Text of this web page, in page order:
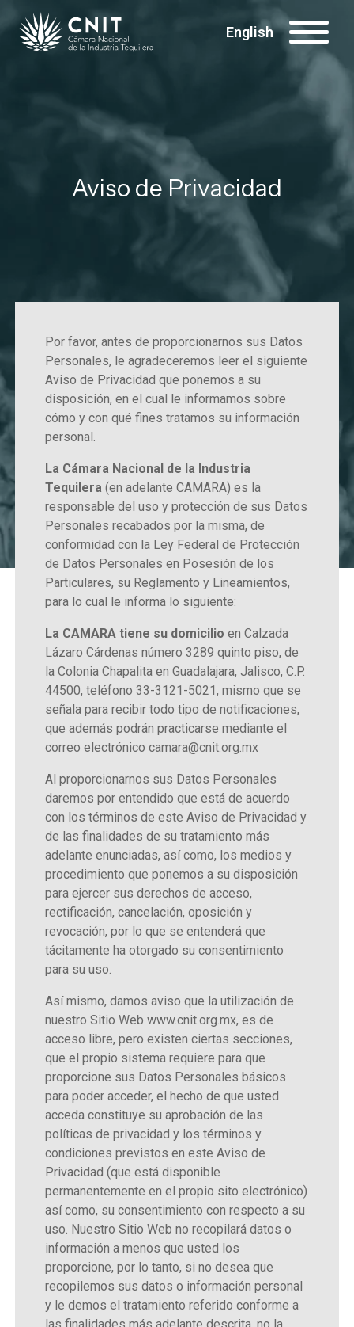
English
Aviso de Privacidad
Por favor, antes de proporcionarnos sus Datos
Personales, le agradeceremos leer el siguiente
Aviso de Privacidad que ponemos a su
disposición, en el cual le informamos sobre
cómo y con qué fines tratamos su información
personal.
La Cámara Nacional de la Industria
Tequilera (en adelante CAMARA) es la
responsable del uso y protección de sus Datos
Personales recabados por la misma, de
conformidad con la Ley Federal de Protección
de Datos Personales en Posesión de los
Particulares, su Reglamento y Lineamientos,
para lo cual le informa lo siguiente:
La CAMARA tiene su domicilio en Calzada
Lázaro Cárdenas número 3289 quinto piso, de
la Colonia Chapalita en Guadalajara, Jalisco, C.P.
44500, teléfono 33-3121-5021, mismo que se
señala para recibir todo tipo de notificaciones,
que además podrán practicarse mediante el
correo electrónico camara@cnit.org.mx
Al proporcionarnos sus Datos Personales
daremos por entendido que está de acuerdo
con los términos de este Aviso de Privacidad y
de las finalidades de su tratamiento más
adelante enunciadas, así como, los medios y
procedimiento que ponemos a su disposición
para ejercer sus derechos de acceso,
rectificación, cancelación, oposición y
revocación, por lo que se entenderá que
tácitamente ha otorgado su consentimiento
para su uso.
Así mismo, damos aviso que la utilización de
nuestro Sitio Web www.cnit.org.mx, es de
acceso libre, pero existen ciertas secciones,
que el propio sistema requiere para que
proporcione sus Datos Personales básicos
para poder acceder, el hecho de que usted
acceda constituye su aprobación de las
políticas de privacidad y los términos y
condiciones previstos en este Aviso de
Privacidad (que está disponible
permanentemente en el propio sito electrónico)
así como, su consentimiento con respecto a su
uso. Nuestro Sitio Web no recopilará datos o
información a menos que usted los
proporcione, por lo tanto, si no desea que
recopilemos sus datos o información personal
y le demos el tratamiento referido conforme a
las finalidades más adelante descrita, no la